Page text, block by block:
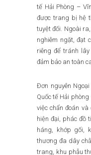
tế Hải Phòng –
được trang bị hệ
tuyệt đối. Ngoài
nghiêm ngặt, đạt
riêng để tránh
đảm bảo an toàn
Đơn nguyên
Quốc tế Hải
việc chẩn đoán
hiện đại, phác đồ
háng, khớp gối,
thương đa dây
trang, khu phẫu